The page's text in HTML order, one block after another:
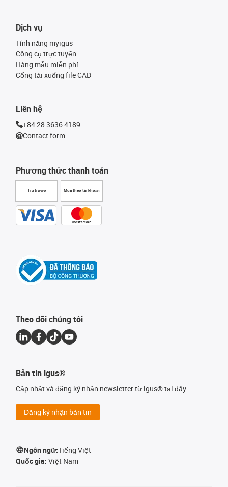
Phương thức thanh toán
Trả trước Mua theo tài khoản
Dịch vụ
Tính năng myigus
Công cụ trực tuyến
Hàng mẫu miễn phí
Cổng tải xuống file CAD
Liên hệ
+84 28 3636 4189
Contact form
Theo dõi chúng tôi
Bản tin igus®
Cập nhật và đăng ký nhận newsletter từ igus® tại đây.
Đăng ký nhận bản tin
Ngôn ngữ:Tiếng Việt
Quốc gia: Việt Nam